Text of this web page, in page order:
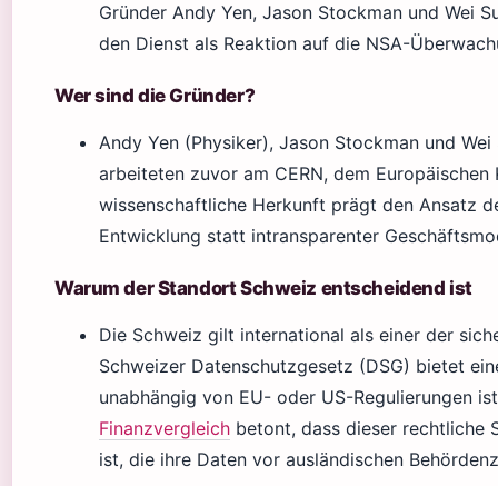
Gründer Andy Yen, Jason Stockman und Wei
den Dienst als Reaktion auf die NSA-
Wer sind die Gründer?
Andy Yen (Physiker), Jason Stockman und
arbeiteten zuvor am CERN, dem
wissenschaftliche Herkunft prägt den Ansatz
Entwicklung statt intransparenter
Warum der Standort Schweiz entscheidend ist
Die Schweiz gilt international als einer der
Schweizer Datenschutzgesetz (DSG) bietet
unabhängig von EU- oder US-Regulierungen
Finanzvergleich betont, dass dieser rechtliche
ist, die ihre Daten vor ausländischen